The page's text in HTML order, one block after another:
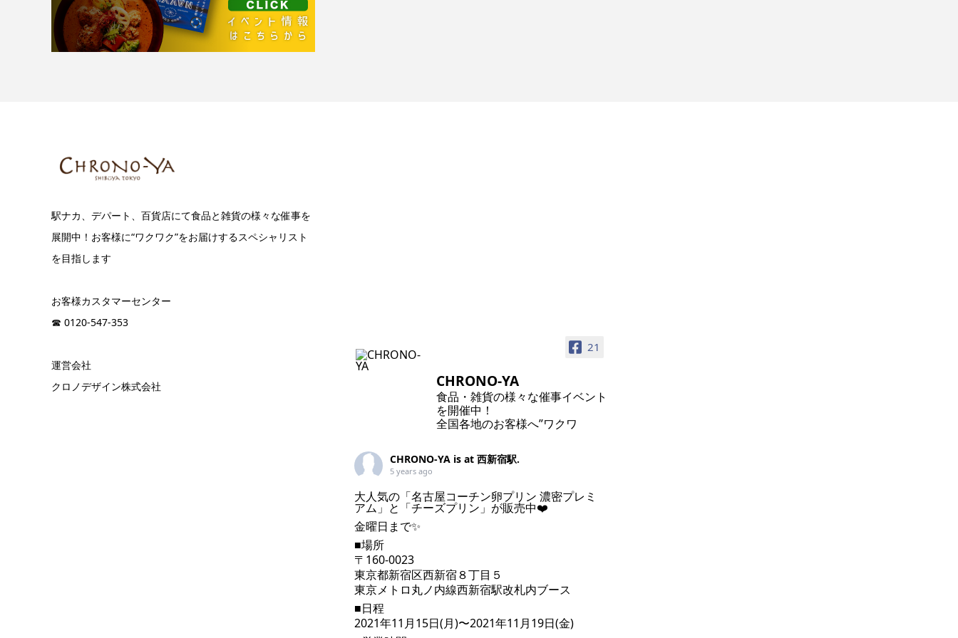
駅ナカ、デパート、百貨店にて食品と雑貨の様々な催事を
展開中！お客様に“ワクワク”をお届けするスペシャリスト
を目指します
お客様カスタマーセンター
☎︎ 0120-547-353
運営会社
クロノデザイン株式会社
21
CHRONO-YA
食品・雑貨の様々な催事イベント
を開催中！
全国各地のお客様へ”ワクワ
CHRONO-YA is at 西新宿駅.
5 years ago
大人気の「名古屋コーチン卵プリン 濃密プレミ
アム」と「チーズプリン」が販売中❤️
金曜日まで✨
■場所
〒160-0023
東京都新宿区西新宿８丁目５
東京メトロ丸ノ内線西新宿駅改札内ブース
■日程
2021年11月15日(月)〜2021年11月19日(金)